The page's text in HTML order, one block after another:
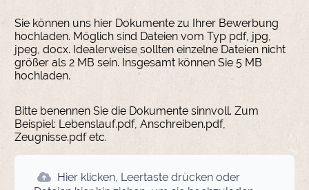
Sie können uns hier Dokumente zu Ihrer Bewerbung
hochladen. Möglich sind Dateien vom Typ pdf, jpg,
jpeg, docx. Idealerweise sollten einzelne Dateien nicht
größer als 2 MB sein. Insgesamt können Sie 5 MB
hochladen.
Bitte benennen Sie die Dokumente sinnvoll. Zum
Beispiel: Lebenslauf.pdf, Anschreiben.pdf,
Zeugnisse.pdf etc.
Hier klicken, Leertaste drücken oder